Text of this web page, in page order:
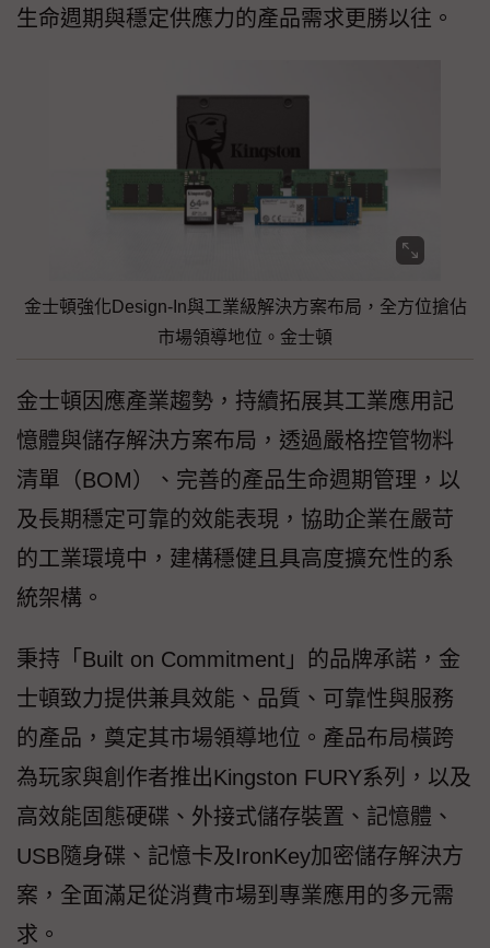
生命週期與穩定供應力的產品需求更勝以往。
金士頓強化Design-In與工業級解決方案布局，全方位搶佔
市場領導地位。金士頓
金士頓因應產業趨勢，持續拓展其工業應用記
憶體與儲存解決方案布局，透過嚴格控管物料
清單（BOM）、完善的產品生命週期管理，以
及長期穩定可靠的效能表現，協助企業在嚴苛
的工業環境中，建構穩健且具高度擴充性的系
統架構。
秉持「Built on Commitment」的品牌承諾，金
士頓致力提供兼具效能、品質、可靠性與服務
的產品，奠定其市場領導地位。產品布局橫跨
為玩家與創作者推出Kingston FURY系列，以及
高效能固態硬碟、外接式儲存裝置、記憶體、
USB隨身碟、記憶卡及IronKey加密儲存解決方
案，全面滿足從消費市場到專業應用的多元需
求。